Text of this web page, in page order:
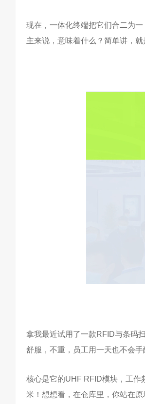
现在，一体化终端把它们合二为
主来说，意味着什么？简单讲，就
拿我最近试用了一款RFID与条码
舒服，不重，员工用一天也不会手
核心是它的UHF RFID模块，工作
米！想想看，在仓库里，你站在